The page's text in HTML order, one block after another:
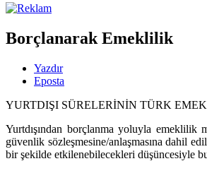
Borçlanarak Emeklilik
Yazdır
Eposta
YURTDIŞI SÜRELERİNİN TÜRK
Yurtdışından borçlanma yoluyla emeklilik
güvenlik sözleşmesine/anlaşmasına dahil
bir şekilde etkilenebilecekleri düşüncesiyle